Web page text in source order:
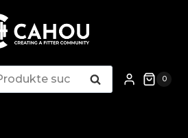
Suchen 0